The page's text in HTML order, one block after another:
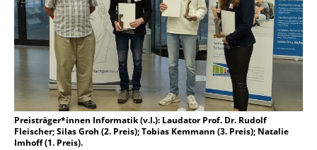
Preisträger*innen Informatik (v.l.): Laudator Prof. Dr. Rudolf
Fleischer; Silas Groh (2. Preis); Tobias Kemmann (3. Preis); Natalie
Imhoff (1. Preis).